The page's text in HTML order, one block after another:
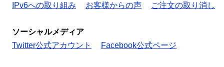
IPv6への取り組み
お客様からの声 ご注文の取り消し
ソーシャルメディア
Twitter公式アカウント
Facebook公式ページ